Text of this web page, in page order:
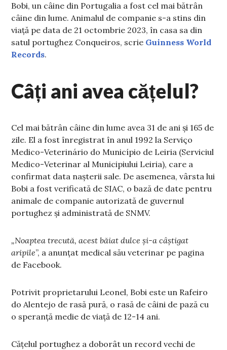
Bobi, un câine din Portugalia a fost cel mai bătrân
câine din lume. Animalul de companie s-a stins din
viață pe data de 21 octombrie 2023, în casa sa din
satul portughez Conqueiros, scrie Guinness World
Records.
Câți ani avea cățelul?
Cel mai bătrân câine din lume avea 31 de ani și 165 de
zile. El a fost înregistrat în anul 1992 la Serviço
Medico-Veterinário do Município de Leiria (Serviciul
Medico-Veterinar al Municipiului Leiria), care a
confirmat data nașterii sale. De asemenea, vârsta lui
Bobi a fost verificată de SIAC, o bază de date pentru
animale de companie autorizată de guvernul
portughez și administrată de SNMV.
„Noaptea trecută, acest băiat dulce și-a câștigat
aripile”, a anunțat medical său veterinar pe pagina
de Facebook.
Potrivit proprietarului Leonel, Bobi este un Rafeiro
do Alentejo de rasă pură, o rasă de câini de pază cu
o speranță medie de viață de 12-14 ani.
Cățelul portughez a doborât un record vechi de